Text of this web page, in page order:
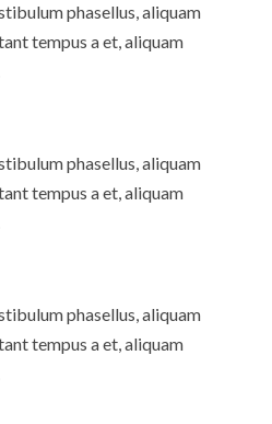
phasellus, aliquam
tempus a et, aliquam
phasellus, aliquam
tempus a et, aliquam
phasellus, aliquam
tempus a et, aliquam